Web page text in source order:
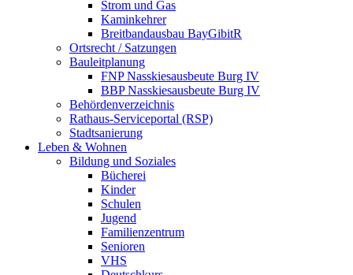
Strom und Gas
Kaminkehrer
Breitbandausbau BayGibitR
Ortsrecht / Satzungen
Bauleitplanung
FNP Nasskiesausbeute Burg IV
BBP Nasskiesausbeute Burg IV
Behördenverzeichnis
Rathaus-Serviceportal (RSP)
Stadtsanierung
Leben & Wohnen
Bildung und Soziales
Bücherei
Kinder
Schulen
Jugend
Familienzentrum
Senioren
VHS